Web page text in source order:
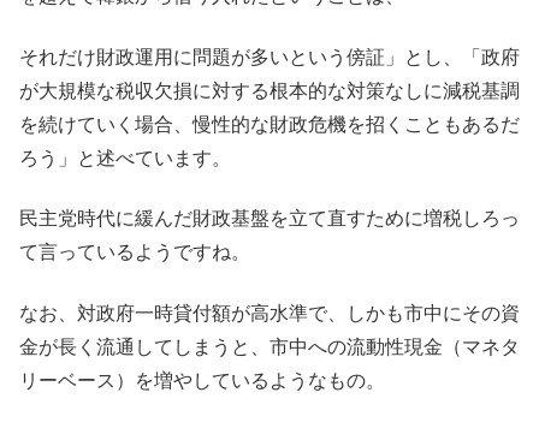
それだけ財政運用に問題が多いという傍証」とし、「政府
が大規模な税収欠損に対する根本的な対策なしに減税基調
を続けていく場合、慢性的な財政危機を招くこともあるだ
ろう」と述べています。
民主党時代に緩んだ財政基盤を立て直すために増税しろっ
て言っているようですね。
なお、対政府一時貸付額が高水準で、しかも市中にその資
金が長く流通してしまうと、市中への流動性現金（マネタ
リーベース）を増やしているようなもの。